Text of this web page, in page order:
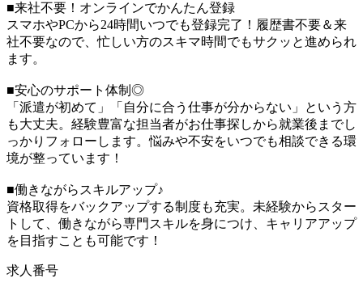
■来社不要！オンラインでかんたん登録
スマホやPCから24時間いつでも登録完了！履歴書不要＆来
社不要なので、忙しい方のスキマ時間でもサクッと進められ
ます。
■安心のサポート体制◎
「派遣が初めて」「自分に合う仕事が分からない」という方
も大丈夫。経験豊富な担当者がお仕事探しから就業後までし
っかりフォローします。悩みや不安をいつでも相談できる環
境が整っています！
■働きながらスキルアップ♪
資格取得をバックアップする制度も充実。未経験からスター
トして、働きながら専門スキルを身につけ、キャリアアップ
を目指すことも可能です！
求人番号